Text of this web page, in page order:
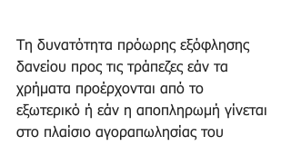
Τη δυνατότητα πρόωρης εξόφλησης
δανείου προς τις τράπεζες εάν τα
χρήματα προέρχονται από το
εξωτερικό ή εάν η αποπληρωμή γίνεται
στο πλαίσιο αγοραπωλησίας του